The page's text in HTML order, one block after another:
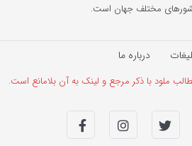
مختلف جهان است.
درباره ما
ملود با ذکر مرجع و لینک به آن بلامانع است.